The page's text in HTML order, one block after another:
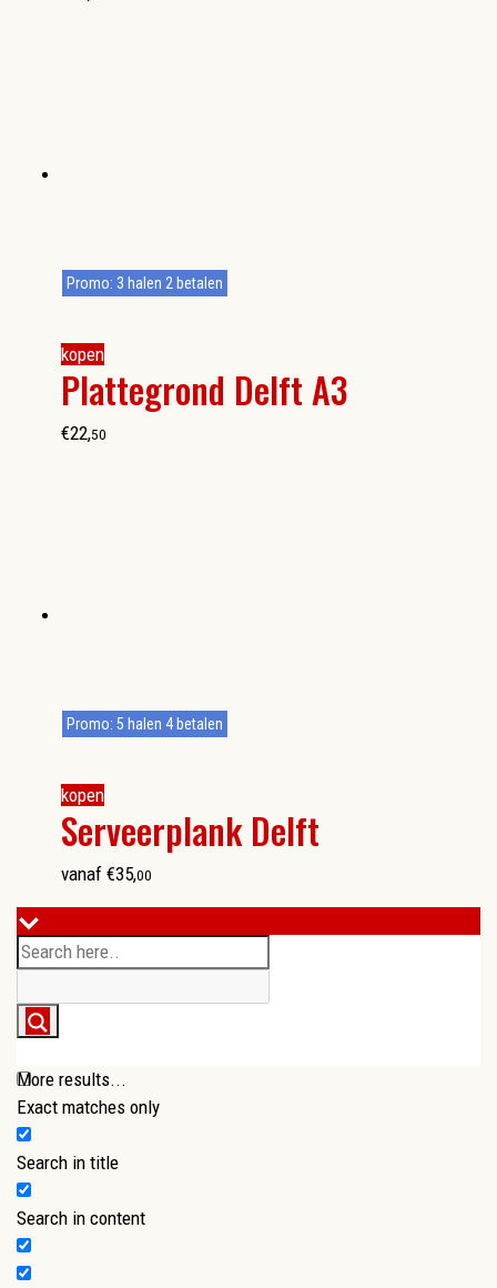
kopen
Plattegrond Delft A3
Promo: 3 halen 2 betalen
€22,50
kopen
Serveerplank Delft
Promo: 5 halen 4 betalen
vanaf €35,00
More results...
Exact matches only
Search in title
Search in content